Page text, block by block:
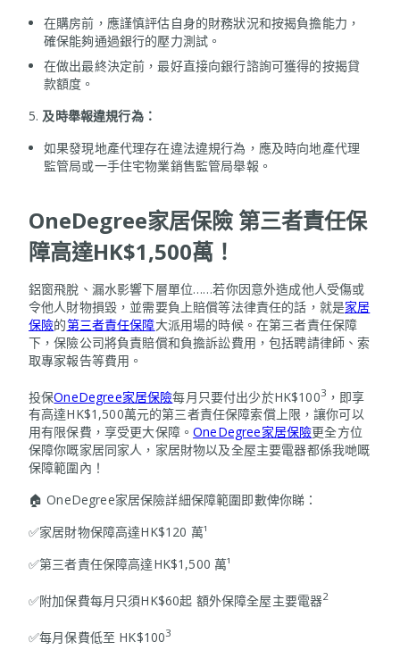
在購房前，應謹慎評估自身的財務狀況和按揭負擔能力，
確保能夠通過銀行的壓力測試。
在做出最終決定前，最好直接向銀行諮詢可獲得的按揭貸
款額度。
5. 及時舉報違規行為：
如果發現地產代理存在違法違規行為，應及時向地產代理
監管局或一手住宅物業銷售監管局舉報。
OneDegree家居保險第三者責任保
障高達HK$1,500萬！
鋁窗飛脫、漏水影響下層單位……若你因意外造成他人受傷或
令他人財物損毀，並需要負上賠償等法律責任的話，就是家居
保險的第三者責任保障大派用場的時候。在第三者責任保障
下，保險公司將負責賠償和負擔訴訟費用，包括聘請律師、索
取專家報告等費用。
投保OneDegree家居保險每月只要付出少於HK$1003 ，即享
有高達HK$1,500萬元的第三者責任保障索償上限，讓你可以
用有限保費，享受更大保障。OneDegree家居保險更全方位
保障你嘅家居同家人，家居財物以及全屋主要電器都係我哋嘅
保障範圍內！
🏠 OneDegree家居保險詳細保障範圍即數俾你睇：
✅家居財物保障高達HK$120 萬¹
✅第三者責任保障高達HK$1,500 萬¹
✅附加保費每月只須HK$60起 額外保障全屋主要電器2
✅每月保費低至 HK$1003